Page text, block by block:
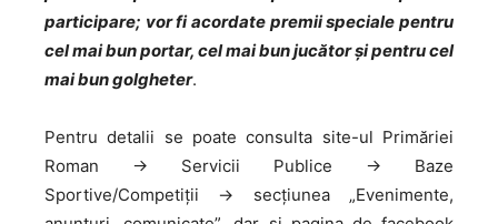
participare; vor fi acordate premii speciale pentru
cel mai bun portar, cel mai bun jucător și pentru cel
mai bun golgheter.
Pentru detalii se poate consulta site-ul Primăriei
Roman → Servicii Publice → Baze
Sportive/Competiții → secțiunea „Evenimente,